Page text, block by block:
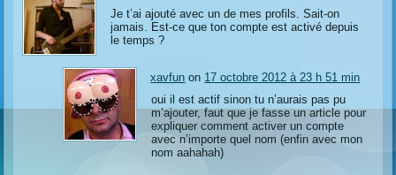
Je t’ai ajouté avec un de mes profils. Sait-on
jamais. Est-ce que ton compte est activé depuis
le temps ?
xavfun on 17 octobre 2012 à 23 h 51 min
oui il est actif sinon tu n’aurais pas pu
m’ajouter, faut que je fasse un article pour
expliquer comment activer un compte
avec n’importe quel nom (enfin avec mon
nom aahahah)